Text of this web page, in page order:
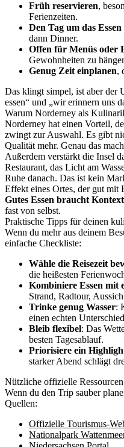
Früh reservieren,
Ferienzeiten.
Den Tag um das
dann Dinner.
Offen für Menüs oder
Gewohnheiten zu
Genug Zeit einplanen,
Das klingt simpel, ist aber der
essen“ und „wir erinnern uns
Warum Norderney als
Norderney hat einen Vorteil,
zwingt zur Auswahl. Es gibt
Qualität mehr. Genau das
Außerdem verstärkt die Insel
Restaurant, das Licht am
Ruhe danach. Das ist kein
Effekt eines Ortes, der gut mit
Gutes Essen braucht
fast von selbst.
Praktische Tipps für deinen
Wenn du mehr aus deinem
einfache Checkliste:
Wähle die Reisezeit
die heißesten
Kombiniere Essen mit
Strand, Radtour,
Trinke genug Wasser:
einen echten
Bleib flexibel: Das
besten Tagesablauf.
Priorisiere ein
starker Abend schlägt
Nützliche offizielle
Wenn du den Trip sauber
Quellen:
Offizielle Tourismus-
Nationalpark